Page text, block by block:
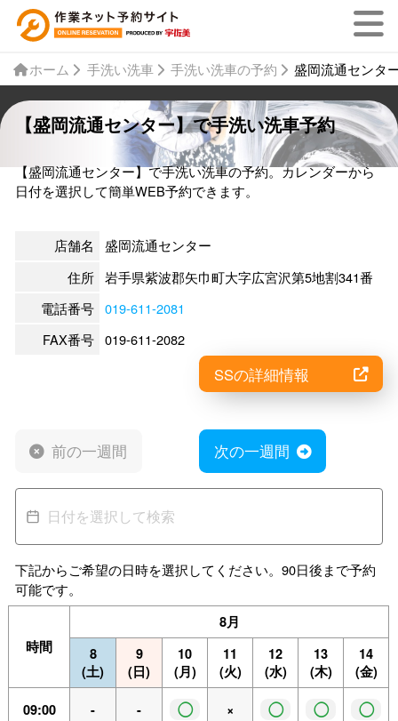
ホーム 手洗い洗車 手洗い洗車の予約 盛岡流通センタ
【盛岡流通センター】で手洗い洗車予約
【盛岡流通センター】で手洗い洗車の予約。カレンダーから
日付を選択して簡単WEB予約できます。
店舗名
盛岡流通センター
住所 岩手県紫波郡矢巾町大字広宮沢第5地割341番
電話番号 019-611-2081
FAX番号 019-611-2082
SSの詳細情報
前の一週間 次の一週間
下記からご希望の日時を選択してください。90日後まで予約
可能です。
時間
8月
8
(土)
9
(日)
10
(月)
11
(火)
12
(水)
13
(木)
14
(金)
09:00 - - ◯ × ◯ ◯ ◯